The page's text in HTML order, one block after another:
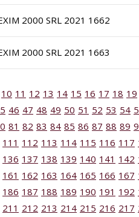
2000 SRL 2021 1662
2000 SRL 2021 1663
10 11 12 13 14 15 16 17 18 19
46 47 48 49 50 51 52 53 54
81 82 83 84 85 86 87 88 89
111 112 113 114 115 116 117
136 137 138 139 140 141 142
161 162 163 164 165 166 167
186 187 188 189 190 191 192
211 212 213 214 215 216 217